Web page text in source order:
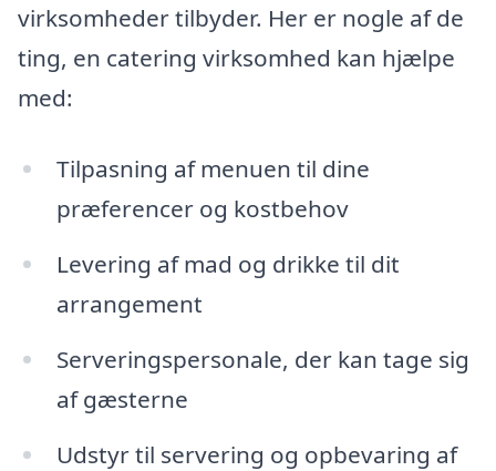
virksomheder tilbyder. Her er nogle af de
ting, en catering virksomhed kan hjælpe
med:
Tilpasning af menuen til dine
præferencer og kostbehov
Levering af mad og drikke til dit
arrangement
Serveringspersonale, der kan tage sig
af gæsterne
Udstyr til servering og opbevaring af